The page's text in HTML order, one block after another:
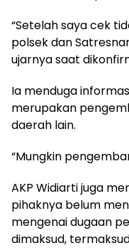
“Setelah saya cek
polsek dan
ujarnya saat
Ia menduga
merupakan
daerah lain.
“Mungkin
AKP Widiarti juga
pihaknya belum
mengenai dugaan
dimaksud,